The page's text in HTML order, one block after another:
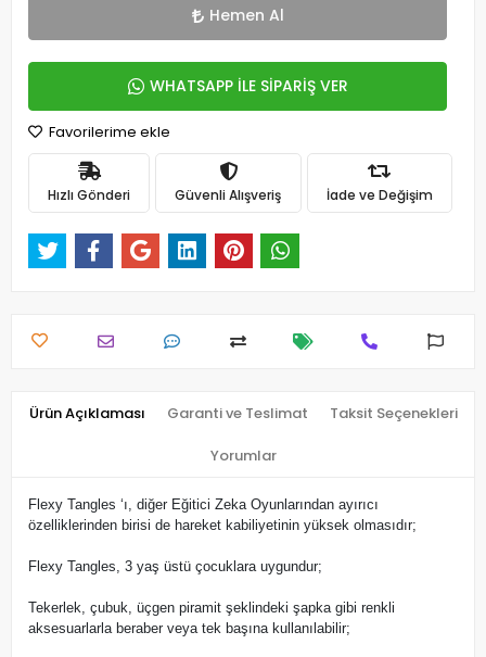
Hemen Al
WHATSAPP İLE SİPARİŞ VER
Favorilerime ekle
Hızlı Gönderi Güvenli Alışveriş İade ve Değişim
Ürün Açıklaması Garanti ve Teslimat Taksit Seçenekleri
Yorumlar
Flexy Tangles ‘ı, diğer Eğitici Zeka Oyunlarından ayırıcı
özelliklerinden birisi de hareket kabiliyetinin yüksek olmasıdır;
Flexy Tangles, 3 yaş üstü çocuklara uygundur;
Tekerlek, çubuk, üçgen piramit şeklindeki şapka gibi renkli
aksesuarlarla beraber veya tek başına kullanılabilir;